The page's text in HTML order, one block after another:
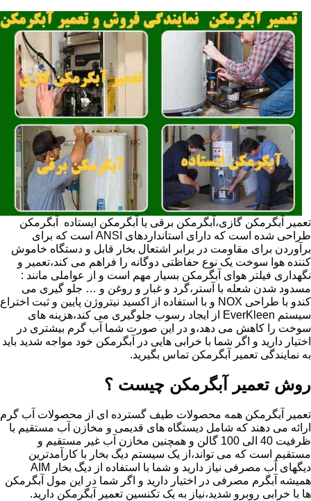
تعمیر آبگرمکن گازی،آبگرمکن برقی یا آبگرمکن ایستاده ​ آبگرمکن
طراحی شده است که دارای استانداردهای ANSI است که برای
برآوردن برای مقاومت در برابر اشتعال بخار قابل و دستگاه خاموش
کننده هوا سوخت یک نوع حفاظتی دوگانه را فراهم می کند،تعمیر و
نگهداری فیلتر هوای آبگرمکن بسیار مهم است و از عواملی مانند :
مسدود شدن شعله با آستر،گرد و غبار و روغن و … جلو گیری می
کندو با طراحی NOX و با استفاده از اکسید نیتروژن پایین و ثبت اختراع
سیستم EverKleen از ایجاد رسوب جلوگیری می کند،هزینه های
سوخت را کاهش می دهد،و در این صورت شما آب گرم بیشتری در
اختیار دارید و اگر شما با خرابی هایی در آبگرمکن خود مواجه شدید باید
به نمایندگی تعمیر آبگرمکن تماس بگیرید.
روش تعمیر آبگرمکن چیست ؟
تعمیر آبگرمکن همه محصولات طیف گسترده ای از محصولات آب گرم
ارائه می دهند که شامل دیستگاه های قدیمی و مخازن آب مستقیم با
ظرفیت 40 الی 100 گالن و همچنین مخازن آب غیر مستقیم و
مستقیم است که می تواند،از یک سیستم دیگ بخار با کارآمدترین
دیگهای آب مصرفی نیاز دارید و شما با استفاده از دیگ بخار AIM
همیشه آبگرم مصرفی در اختیار دارید و اگر شما در این مول آبگرمکن
ها با خرابی روبرو شدید،نیاز به یک تکنسین تعمیر آبگرمکن دارید.